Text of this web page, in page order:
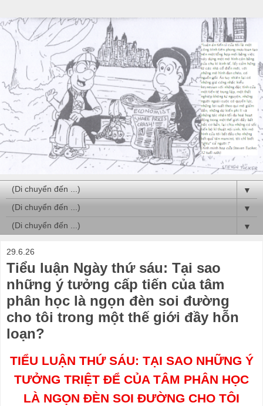
▼
▼
▼
29.6.26
Tiểu luận Ngày thứ sáu: Tại sao
những ý tưởng cấp tiến của tâm
phân học là ngọn đèn soi đường
cho tôi trong một thế giới đầy hỗn
loạn?
TIỂU LUẬN THỨ SÁU: TẠI SAO NHỮNG Ý
TƯỞNG TRIỆT ĐỂ CỦA TÂM PHÂN HỌC
LÀ NGỌN ĐÈN SOI ĐƯỜNG CHO TÔI